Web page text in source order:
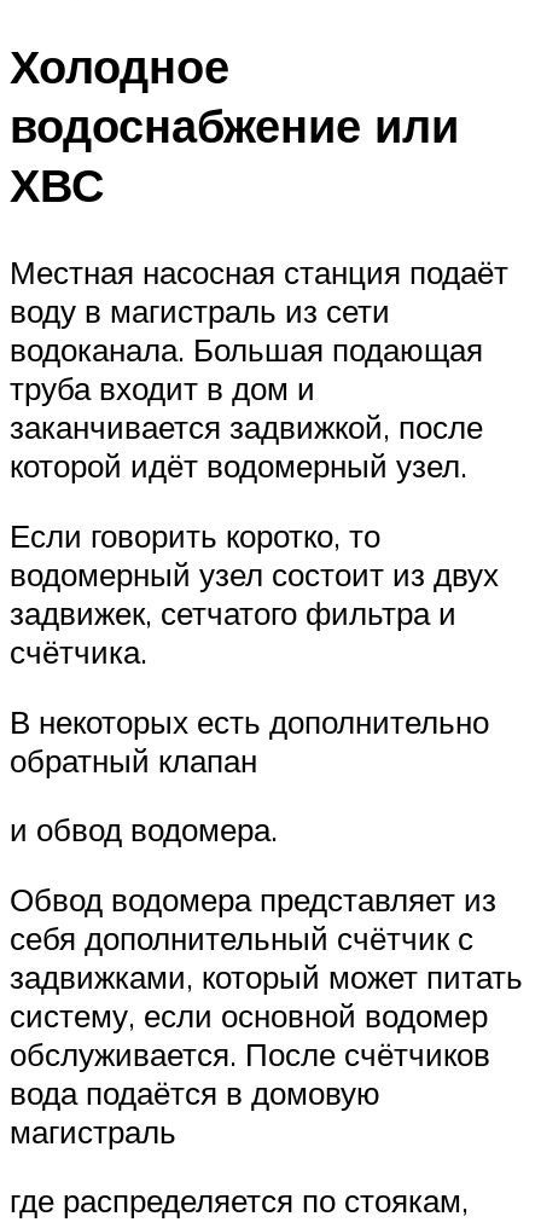
Холодное
водоснабжение или
ХВС
Местная насосная станция подаёт
воду в магистраль из сети
водоканала. Большая подающая
труба входит в дом и
заканчивается задвижкой, после
которой идёт водомерный узел.
Если говорить коротко, то
водомерный узел состоит из двух
задвижек, сетчатого фильтра и
счётчика.
В некоторых есть дополнительно
обратный клапан
и обвод водомера.
Обвод водомера представляет из
себя дополнительный счётчик с
задвижками, который может питать
систему, если основной водомер
обслуживается. После счётчиков
вода подаётся в домовую
магистраль
где распределяется по стоякам,